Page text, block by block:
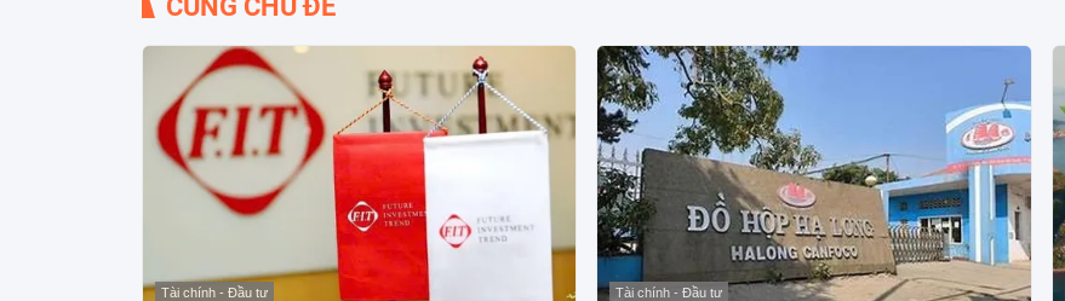
CÙNG CHỦ ĐỀ
Tài chính - Đầu tư Tài chính - Đầu tư